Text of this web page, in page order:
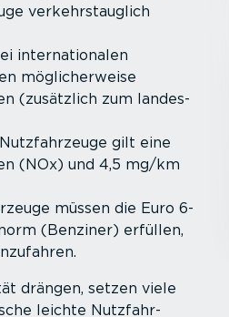
verkehrstauglich
inter­na­tio­nalen
mögli­cher­weise
(zusätzlich zum landes­
gilt eine
(NOx) und 4,5 mg/km
müssen die Euro 6-
(Benziner) erfüllen,
drängen, setzen viele
leichte Nutzfahr­